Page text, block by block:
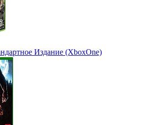
Издание (XboxOne)